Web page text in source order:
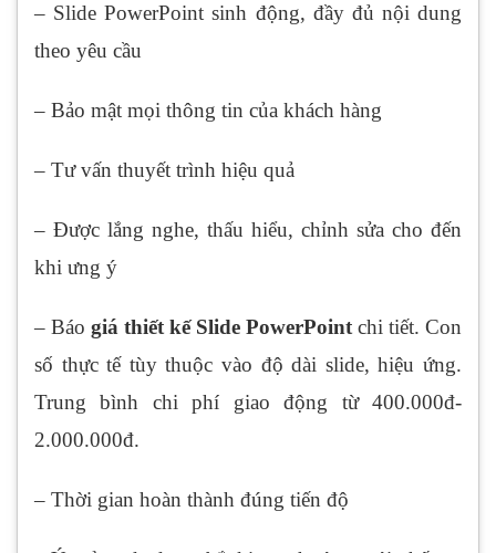
– Slide PowerPoint sinh động, đầy đủ nội dung
theo yêu cầu
– Bảo mật mọi thông tin của khách hàng
– Tư vấn thuyết trình hiệu quả
– Được lắng nghe, thấu hiểu, chỉnh sửa cho đến
khi ưng ý
– Báo giá thiết kế Slide PowerPoint chi tiết. Con
số thực tế tùy thuộc vào độ dài slide, hiệu ứng.
Trung bình chi phí giao động từ 400.000đ-
2.000.000đ.
– Thời gian hoàn thành đúng tiến độ